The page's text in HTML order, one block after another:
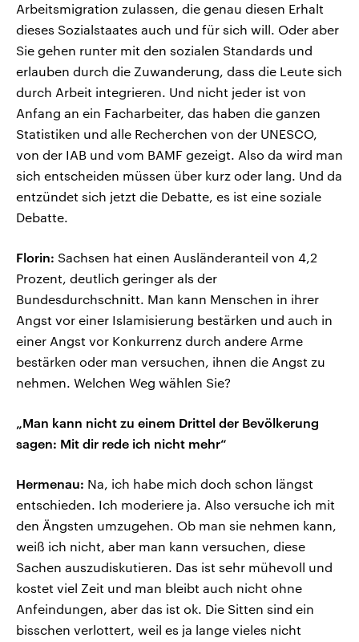
Arbeitsmigration zulassen, die genau diesen Erhalt
dieses Sozialstaates auch und für sich will. Oder aber
Sie gehen runter mit den sozialen Standards und
erlauben durch die Zuwanderung, dass die Leute sich
durch Arbeit integrieren. Und nicht jeder ist von
Anfang an ein Facharbeiter, das haben die ganzen
Statistiken und alle Recherchen von der UNESCO,
von der IAB und vom BAMF gezeigt. Also da wird man
sich entscheiden müssen über kurz oder lang. Und da
entzündet sich jetzt die Debatte, es ist eine soziale
Debatte.
Florin: Sachsen hat einen Ausländeranteil von 4,2
Prozent, deutlich geringer als der
Bundesdurchschnitt. Man kann Menschen in ihrer
Angst vor einer Islamisierung bestärken und auch in
einer Angst vor Konkurrenz durch andere Arme
bestärken oder man versuchen, ihnen die Angst zu
nehmen. Welchen Weg wählen Sie?
„Man kann nicht zu einem Drittel der Bevölkerung
sagen: Mit dir rede ich nicht mehr“
Hermenau: Na, ich habe mich doch schon längst
entschieden. Ich moderiere ja. Also versuche ich mit
den Ängsten umzugehen. Ob man sie nehmen kann,
weiß ich nicht, aber man kann versuchen, diese
Sachen auszudiskutieren. Das ist sehr mühevoll und
kostet viel Zeit und man bleibt auch nicht ohne
Anfeindungen, aber das ist ok. Die Sitten sind ein
bisschen verlottert, weil es ja lange vieles nicht